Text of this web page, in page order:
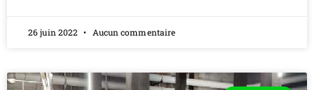
26 juin 2022 Aucun commentaire